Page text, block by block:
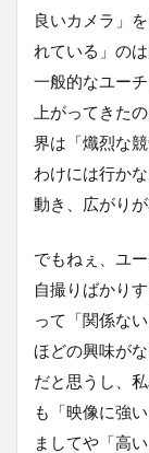
良いカメラ」
れている」の
一般的なユー
上がってきた
界は「熾烈な
わけには行か
動き、広がりが
でもねぇ、ユ
自撮りばかり
って「関係な
ほどの興味が
だと思うし、
も「映像に強
ましてや「高